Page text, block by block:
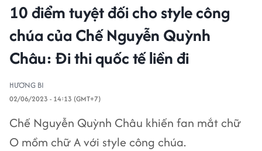
10 điểm tuyệt đối cho style công
chúa của Chế Nguyễn Quỳnh
Châu: Đi thi quốc tế liền đi
HƯƠNG BI
02/06/2023 - 14:13 (GMT+7)
Chế Nguyễn Quỳnh Châu khiến fan mắt chữ
O mồm chữ A với style công chúa.